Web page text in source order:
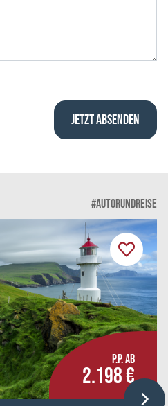
#AUTORUNDREISE
P.P. AB
2.198 €